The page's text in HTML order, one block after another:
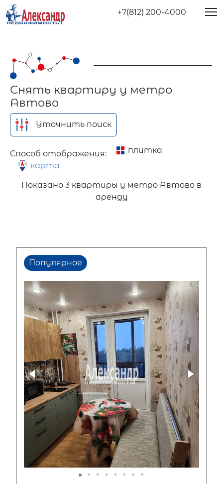
+7(812) 200-4000
Снять квартиру у метро
Автово
Уточнить поиск
Способ отображения:
плитка
карта
Показано 3 квартиры у метро Автово в
аренду
Популярное